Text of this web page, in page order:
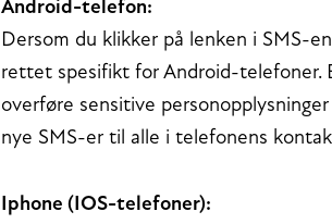
Android-telefon:
Dersom du klikker på lenken i SMS-
rettet spesifikt for Android-telefoner.
overføre sensitive
nye SMS-er til alle i telefonens
Iphone (IOS-telefoner):